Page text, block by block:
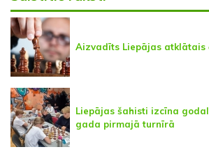
Aizvadīts Liepājas atklātais
Liepājas šahisti izcīna
gada pirmajā turnīrā